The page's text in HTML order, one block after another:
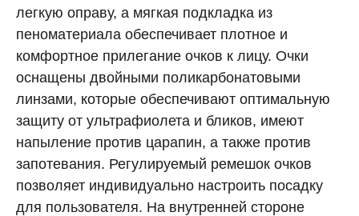
легкую оправу, а мягкая подкладка из
пеноматериала обеспечивает плотное и
комфортное прилегание очков к лицу. Очки
оснащены двойными поликарбонатовыми
линзами, которые обеспечивают оптимальную
защиту от ультрафиолета и бликов, имеют
напыление против царапин, а также против
запотевания. Регулируемый ремешок очков
позволяет индивидуально настроить посадку
для пользователя. На внутренней стороне